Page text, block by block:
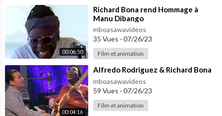
00:06:50
⁣Richard Bona rend Hommage à
Manu Dibango
mboasawavideos
35 Vues · 07/26/23
Film et animation
00:04:16
⁣Alfredo Rodriguez & Richard Bona
mboasawavideos
59 Vues · 07/26/23
Film et animation